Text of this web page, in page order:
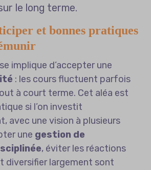
le long terme.
et bonnes pratiques
implique d’accepter une
: les cours fluctuent parfois
à court terme. Cet aléa est
si l’on investit
avec une vision à plusieurs
une gestion de
, éviter les réactions
diversifier largement sont